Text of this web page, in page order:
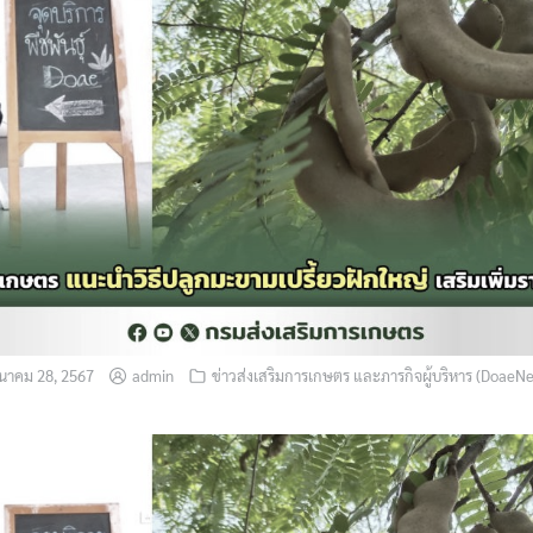
าคม 28, 2567 admin ข่าวส่งเสริมการเกษตร และภารกิจผู้บริหาร